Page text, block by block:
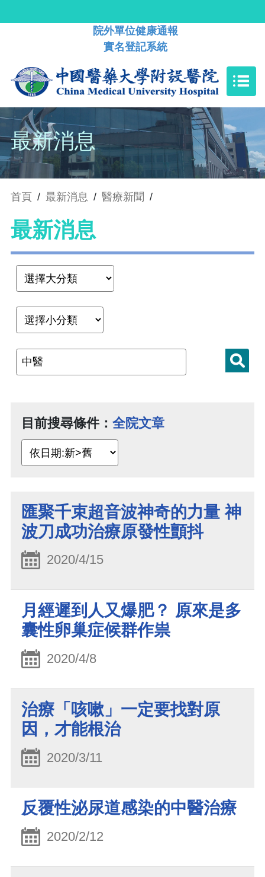
院外單位健康通報
實名登記系統
最新消息
首頁 / 最新消息 / 醫療新聞 /
最新消息
目前搜尋條件： 全院文章
匯聚千束超音波神奇的力量 神
波刀成功治療原發性顫抖
2020/4/15
月經遲到人又爆肥？ 原來是多
囊性卵巢症候群作祟
2020/4/8
治療「咳嗽」一定要找對原
因，才能根治
2020/3/11
反覆性泌尿道感染的中醫治療
2020/2/12